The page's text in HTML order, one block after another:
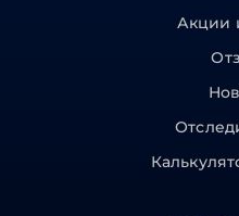
Акции